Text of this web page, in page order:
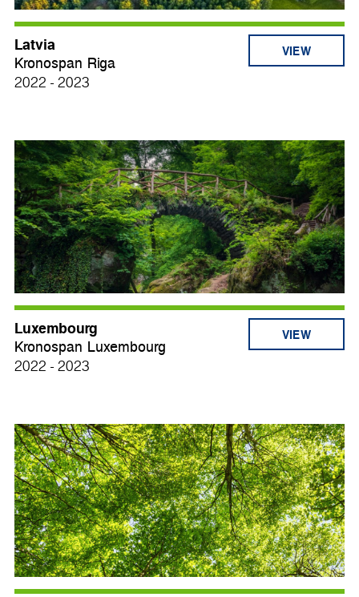
Latvia
Kronospan Riga
2022 - 2023
VIEW
Luxembourg
Kronospan Luxembourg
2022 - 2023
VIEW